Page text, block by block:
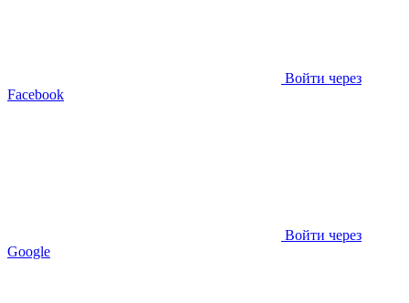
Войти через
Facebook
Войти через
Google